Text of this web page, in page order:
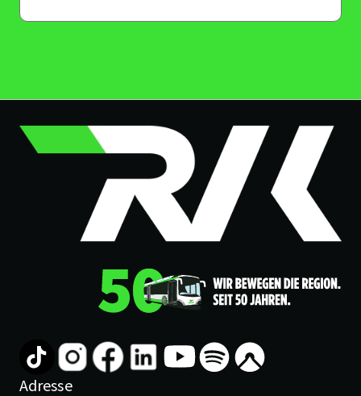
Adresse